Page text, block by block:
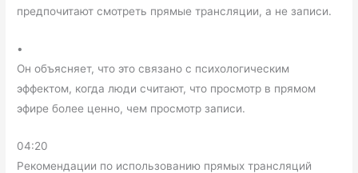
предпочитают смотреть прямые трансляции, а не записи.
•
Он объясняет, что это связано с психологическим
эффектом, когда люди считают, что просмотр в прямом
эфире более ценно, чем просмотр записи.
04:20
Рекомендации по использованию прямых трансляций